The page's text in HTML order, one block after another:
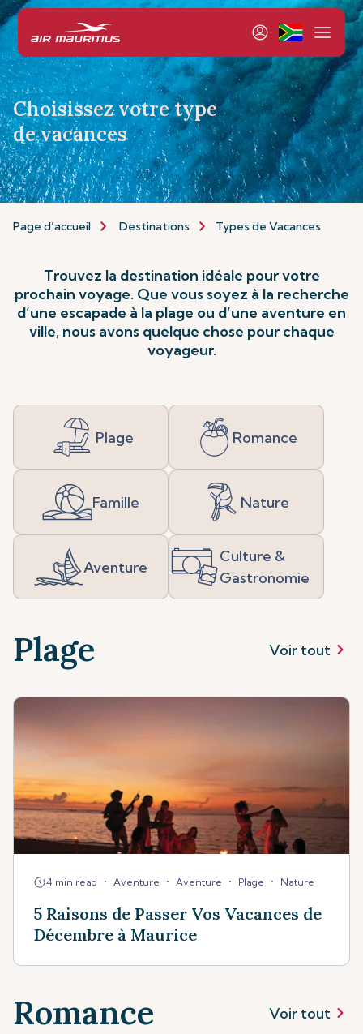
Choisissez votre type
de vacances
Page d’accueil Destinations Types de Vacances
Trouvez la destination idéale pour votre
prochain voyage. Que vous soyez à la recherche
d’une escapade à la plage ou d’une aventure en
ville, nous avons quelque chose pour chaque
voyageur.
Plage Romance
Famille Nature
Aventure
Culture &
Gastronomie
Plage Voir tout
4 min read • Aventure • Aventure • Plage • Nature
5 Raisons de Passer Vos Vacances de
Décembre à Maurice
Romance Voir tout